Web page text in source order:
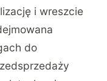
i wreszcie
do